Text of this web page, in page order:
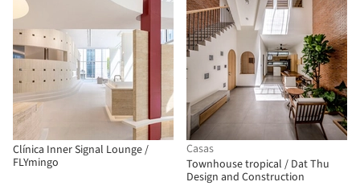
Clínica Inner Signal Lounge /
FLYmingo
Casas
Townhouse tropical / Dat Thu
Design and Construction